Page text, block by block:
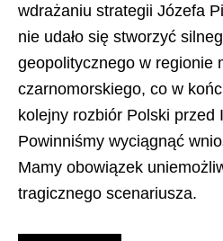
wdrażaniu strategii Józefa
nie udało się stworzyć
geopolitycznego w regionie
czarnomorskiego, co w
kolejny rozbiór Polski przed
Powinniśmy wyciągnąć
Mamy obowiązek
tragicznego scenariusza.